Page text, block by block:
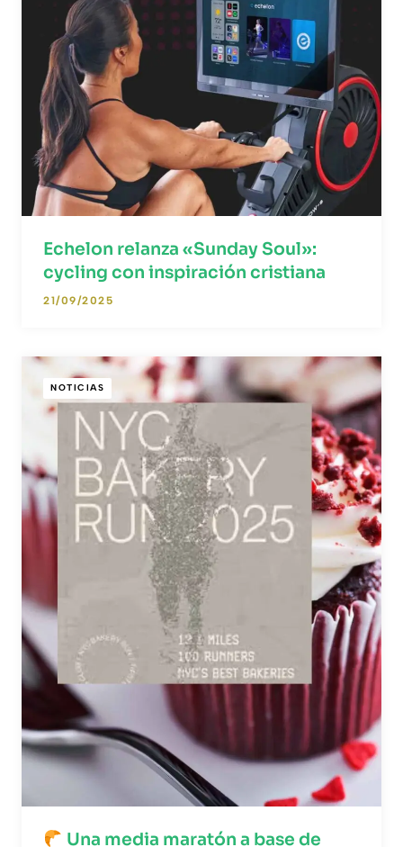
Echelon relanza «Sunday Soul»:
cycling con inspiración cristiana
21/09/2025
NOTICIAS
Una media maratón a base de